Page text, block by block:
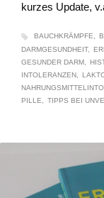
kurzes Update,
BAUCHKRÄMPFE
DARMGESUNDHEIT
GESUNDER DARM
INTOLERANZEN
PILLE
TIPPS BEI